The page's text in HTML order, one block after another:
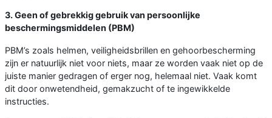
3. Geen of gebrekkig gebruik van persoonlijke
beschermingsmiddelen (PBM)
PBM’s zoals helmen, veiligheidsbrillen en gehoorbescherming
zijn er natuurlijk niet voor niets, maar ze worden vaak niet op de
juiste manier gedragen of erger nog, helemaal niet. Vaak komt
dit door onwetendheid, gemakzucht of te ingewikkelde
instructies.